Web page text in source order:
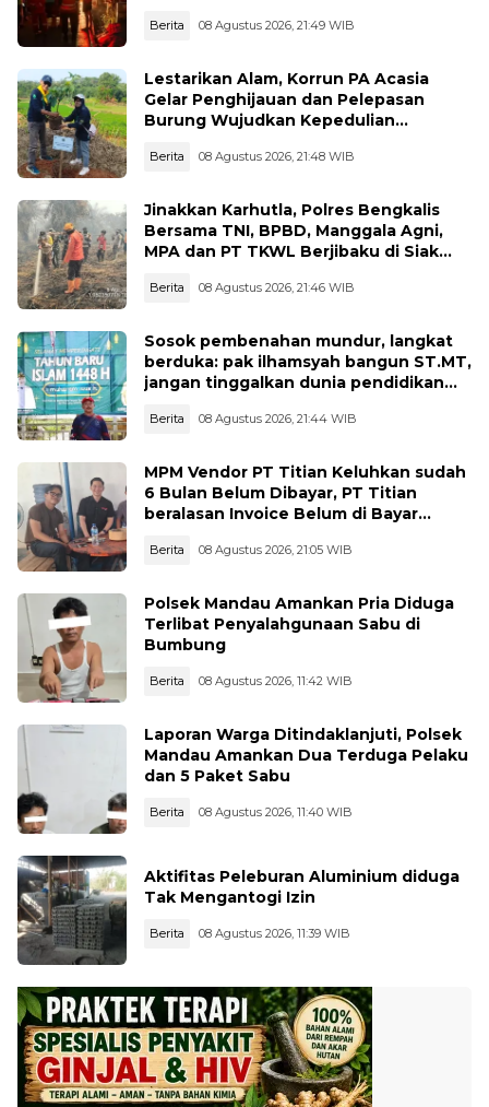
Berita 08 Agustus 2026, 21:49 WIB
Lestarikan Alam, Korrun PA Acasia
Gelar Penghijauan dan Pelepasan
Burung Wujudkan Kepedulian
Berita 08 Agustus 2026, 21:48 WIB
Jinakkan Karhutla, Polres Bengkalis
Bersama TNI, BPBD, Manggala Agni,
MPA dan PT TKWL Berjibaku di Siak
Berita 08 Agustus 2026, 21:46 WIB
Sosok pembenahan mundur, langkat
berduka: pak ilhamsyah bangun ST.MT,
jangan tinggalkan dunia pendidikan
Berita 08 Agustus 2026, 21:44 WIB
MPM Vendor PT Titian Keluhkan sudah
6 Bulan Belum Dibayar, PT Titian
beralasan Invoice Belum di Bayar
Berita 08 Agustus 2026, 21:05 WIB
Polsek Mandau Amankan Pria Diduga
Terlibat Penyalahgunaan Sabu di
Bumbung
Berita 08 Agustus 2026, 11:42 WIB
Laporan Warga Ditindaklanjuti, Polsek
Mandau Amankan Dua Terduga Pelaku
dan 5 Paket Sabu
Berita 08 Agustus 2026, 11:40 WIB
Aktifitas Peleburan Aluminium diduga
Tak Mengantogi Izin
Berita 08 Agustus 2026, 11:39 WIB